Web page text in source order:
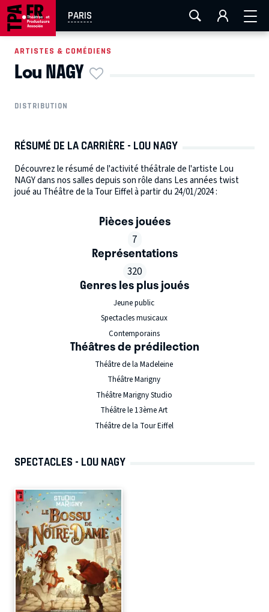
PARIS
AIX-MARSEILLE LA ROCHELLE
EN TOURNÉE
ARTISTES & COMÉDIENS
Lou NAGY
DISTRIBUTION
RÉSUMÉ DE LA CARRIÈRE - LOU NAGY
Découvrez le résumé de l'activité théâtrale de l'artiste Lou
NAGY dans nos salles depuis son rôle dans Les années twist
joué au Théâtre de la Tour Eiffel à partir du 24/01/2024 :
Pièces jouées
7
Représentations
320
Genres les plus joués
Jeune public
Spectacles musicaux
Contemporains
Théâtres de prédilection
Théâtre de la Madeleine
Théâtre Marigny
Théâtre Marigny Studio
Théâtre le 13ème Art
Théâtre de la Tour Eiffel
SPECTACLES - LOU NAGY